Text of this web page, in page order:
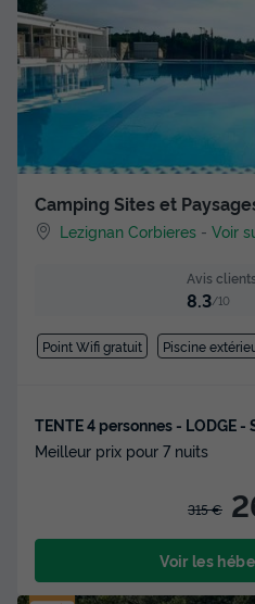
Camping Sites et
Lezignan Corbieres -Voir
Avis clients
8.3/10
Point Wifi gratuit Piscine
TENTE 4 personnes - LODGE -
Meilleur prix pour 7 nuits
315 €
Voir les